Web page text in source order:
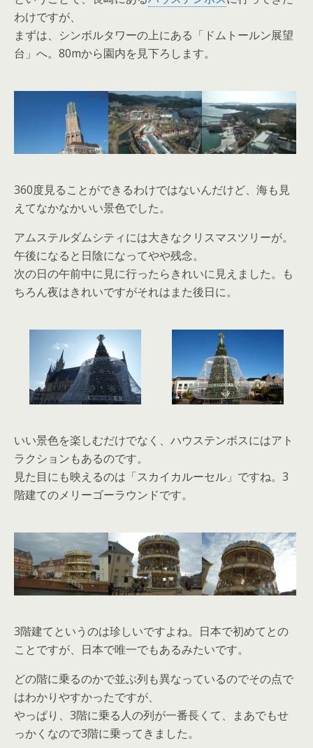
わけですが、
まずは、シンボルタワーの上にある「ドムトールン展望
台」へ。80mから園内を見下ろします。
360度見ることができるわけではないんだけど、海も見
えてなかなかいい景色でした。
アムステルダムシティには大きなクリスマスツリーが。
午後になると日陰になってやや残念。
次の日の午前中に見に行ったらきれいに見えました。も
ちろん夜はきれいですがそれはまた後日に。
いい景色を楽しむだけでなく、ハウステンボスにはアト
ラクションもあるのです。
見た目にも映えるのは「スカイカルーセル」ですね。3
階建てのメリーゴーラウンドです。
3階建てというのは珍しいですよね。日本で初めてとの
ことですが、日本で唯一でもあるみたいです。
どの階に乗るのかで並ぶ列も異なっているのでその点で
はわかりやすかったですが、
やっぱり、3階に乗る人の列が一番長くて、まあでもせ
っかくなので3階に乗ってきました。